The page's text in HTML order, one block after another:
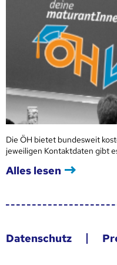
Die ÖH bietet bundesweit
jeweiligen Kontaktdaten gibt
Alles lesen
Datenschutz